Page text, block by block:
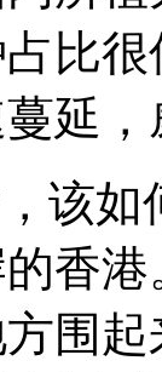
比
延
该
香
围